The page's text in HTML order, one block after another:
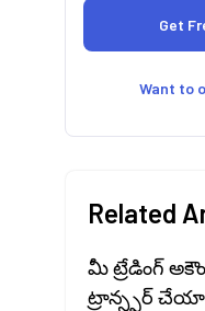
Want to
Related
మీ ట్రేడింగ్
ట్రాన్స్ఫర్